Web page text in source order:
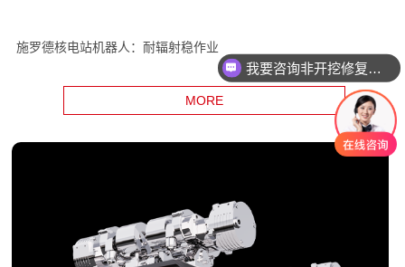
施罗德核电站机器人：耐辐射稳作业
MORE
我要咨询智能电机产品